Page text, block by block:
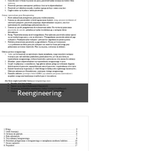
Reengineering